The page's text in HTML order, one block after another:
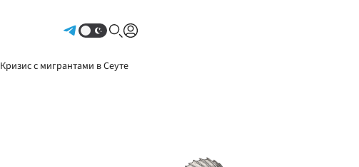
Кризис с мигрантами в Сеуте